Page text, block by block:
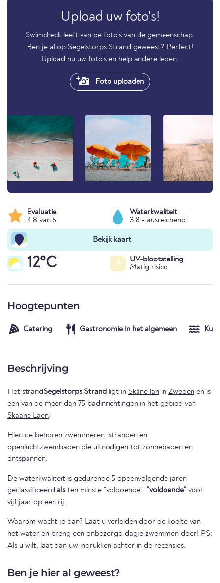
Upload uw foto's!
Swimcheck leeft van de foto's van de gemeenschap.
Ben je al op Segelstorps Strand geweest? Perfect!
Upload nu uw foto's en help andere leden.
Foto uploaden
Evaluatie
4.8 van 5
Waterkwaliteit
3.8 - ausreichend
Bekijk kaart
12°C 4
UV-blootstelling
Matig risico
Hoogtepunten
Catering Gastronomie in het algemeen Kust
Beschrijving
Het strandSegelstorps Strand ligt in Skåne län in Zweden en is
een van de meer dan 75 badinrichtingen in het gebied van
Skaane Laen.
Hiertoe behoren zwemmeren, stranden en
openluchtzwembaden die uitnodigen tot zonnebaden en
ontspannen.
De waterkwaliteit is gedurende 5 opeenvolgende jaren
geclassificeerd alsten minste "voldoende". "voldoende" voor
vijf jaar op een rij.
Waarom wacht je dan? Laat u verleiden door de koelte van
het water en breng een onbezorgd dagje zwemmen door! PS:
Als u wilt, laat dan uw indrukken achter in de recensies.
Ben je hier al geweest?